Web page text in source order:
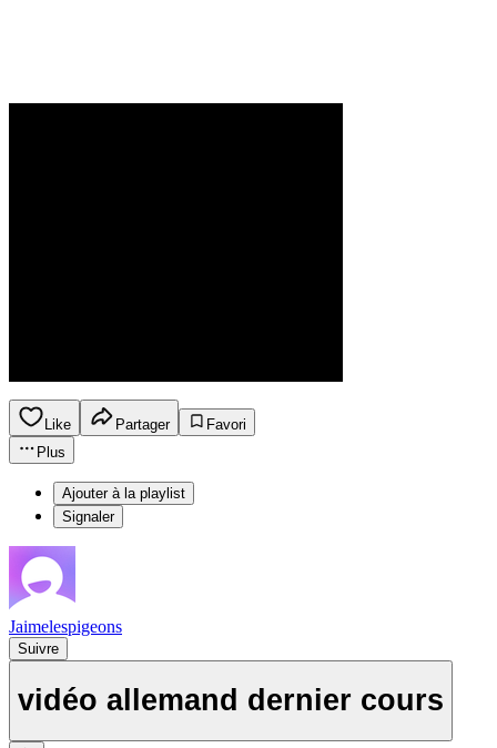
Like Partager
Favori
Plus
Ajouter à la playlist
Signaler
Jaimelespigeons
Suivre
vidéo allemand dernier cours